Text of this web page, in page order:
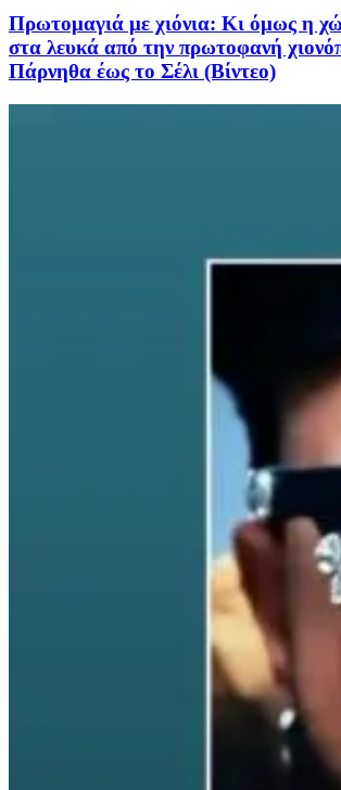
Πρωτομαγιά με χιόνια: Κι όμως η
στα λευκά από την πρωτοφανή
Πάρνηθα έως το Σέλι (Βίντεο)